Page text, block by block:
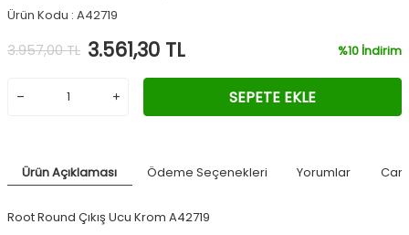
Ürün Kodu : A42719
3.957,00TL 3.561,30 TL %10 İndirim
SEPETE EKLE
Ürün Açıklaması Ödeme Seçenekleri Yorumlar
Root Round Çıkış Ucu Krom A42719